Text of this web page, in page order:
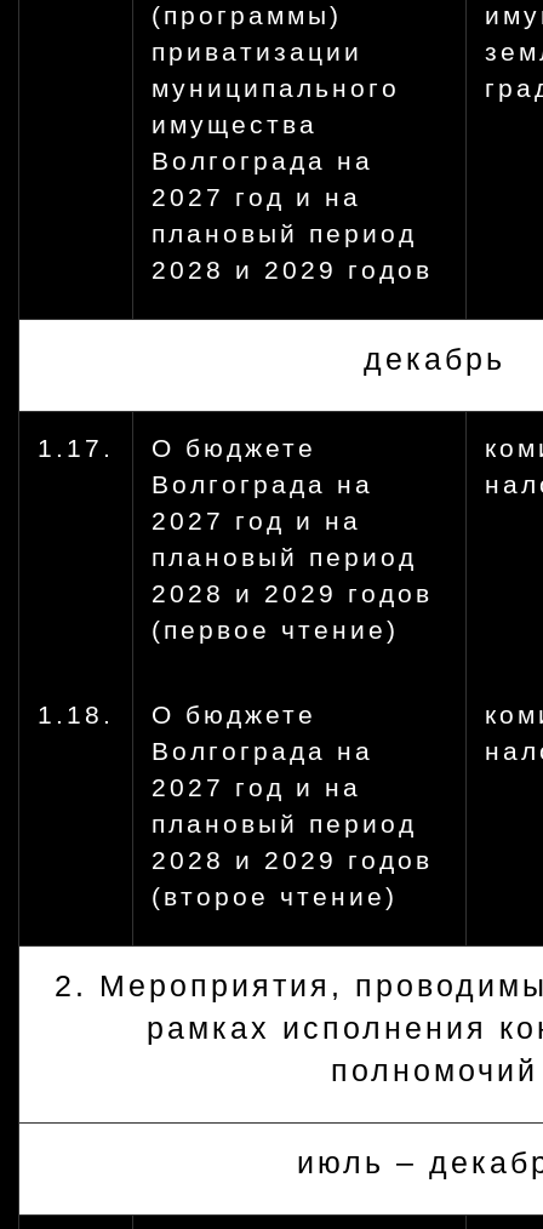
(программы)
приватизации
муниципального
имущества
Волгограда на
2027 год и на
плановый период
2028 и 2029 годов
декабрь
1.17.
О бюджете
Волгограда на
2027 год и на
плановый период
2028 и 2029 годов
(первое чтение)
1.18.
О бюджете
Волгограда на
2027 год и на
плановый период
2028 и 2029 годов
(второе чтение)
2. Мероприятия,
рамках исполнения
полномочий
июль –